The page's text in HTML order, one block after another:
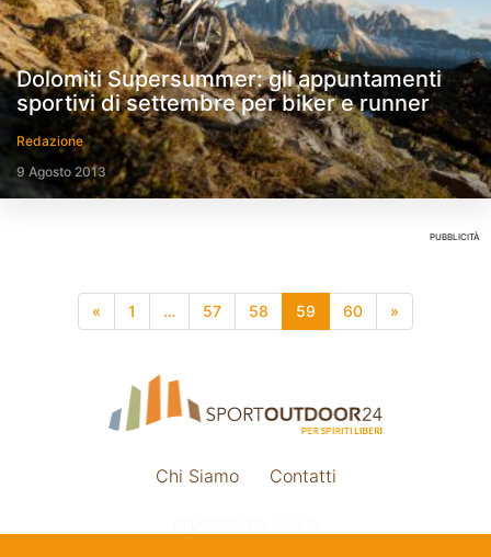
Dolomiti Supersummer: gli appuntamenti
sportivi di settembre per biker e runner
Redazione
9 Agosto 2013
PUBBLICITÀ
« 1 … 57 58 59 60 »
Chi Siamo Contatti